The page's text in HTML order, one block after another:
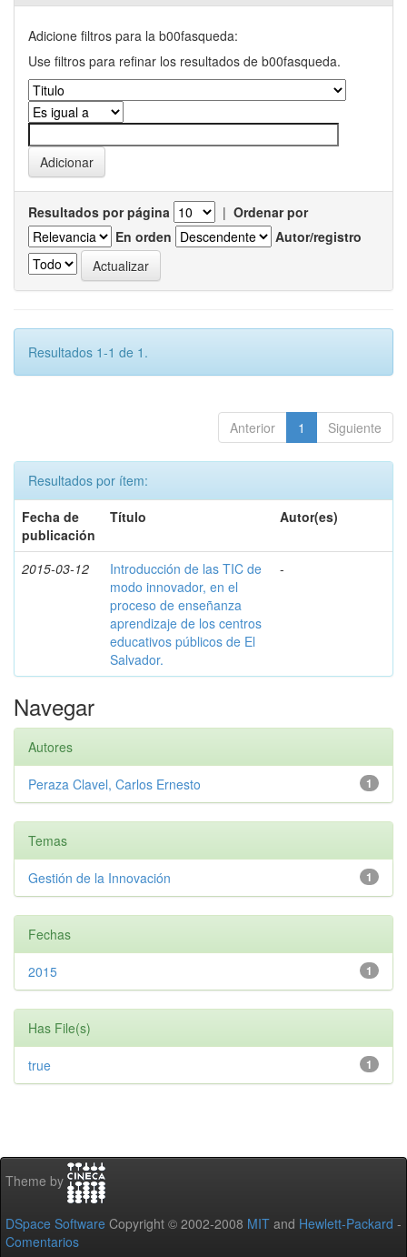
Adicione filtros para la b00fasqueda:
Use filtros para refinar los resultados de b00fasqueda.
Resultados por página | Ordenar por
En orden
Autor/registro
Resultados 1-1 de 1.
Anterior 1 Siguiente
Resultados por ítem:
Fecha de
publicación
Título Autor(es)
2015-03-12
Introducción de las TIC de
modo innovador, en el
proceso de enseñanza
aprendizaje de los centros
educativos públicos de El
Salvador.
-
Navegar
Autores
1
Peraza Clavel, Carlos Ernesto
Temas
1
Gestión de la Innovación
Fechas
1
2015
Has File(s)
1
true
Theme by
DSpace Software Copyright © 2002-2008 MIT and Hewlett-Packard -
Comentarios